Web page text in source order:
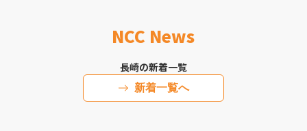
NCC News
長崎の新着一覧
新着一覧へ